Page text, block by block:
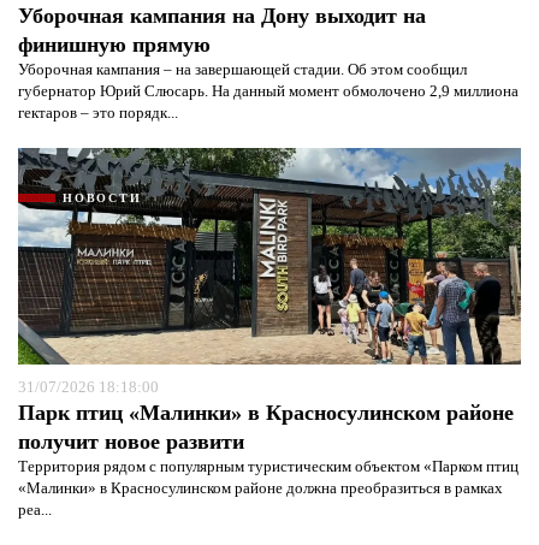
Уборочная кампания на Дону выходит на
финишную прямую
Уборочная кампания – на завершающей стадии. Об этом сообщил
губернатор Юрий Слюсарь. На данный момент обмолочено 2,9 миллиона
гектаров – это порядк...
НОВОСТИ
31/07/2026 18:18:00
Парк птиц «Малинки» в Красносулинском районе
получит новое развити
Территория рядом с популярным туристическим объектом «Парком птиц
«Малинки» в Красносулинском районе должна преобразиться в рамках
реа...